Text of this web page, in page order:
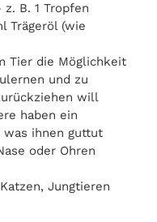
B. 1 Tropfen
Trägeröl (wie
Tier die Möglichkeit
und zu
will
haben ein
was ihnen guttut
oder Ohren
Jungtieren